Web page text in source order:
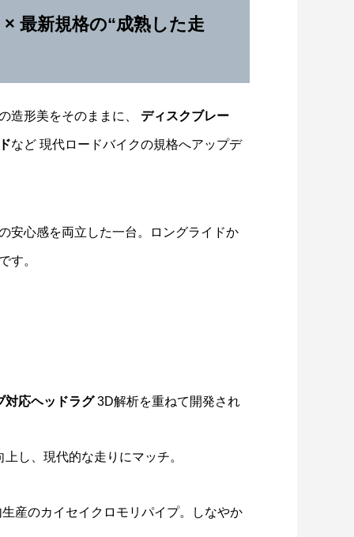
最新規格の“成熟した走
造形美をそのままに、ディスクブレー
など 現代ロードバイクの規格へアップデ
安心感を両立した一台。ロングライドか
す。
対応ヘッドラグ3D解析を重ねて開発され
し、現代的な走りにマッチ。
産のカイセイクロモリパイプ。しなやか